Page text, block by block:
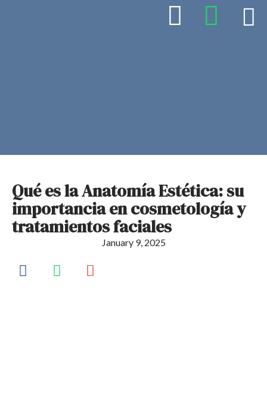
Qué es la Anatomía Estética: su
importancia en cosmetología y
tratamientos faciales
January 9, 2025